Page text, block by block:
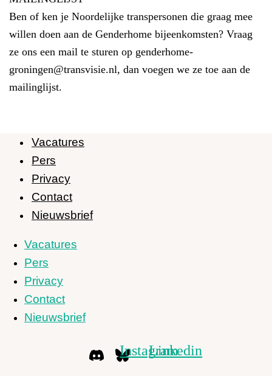
Ben of ken je Noordelijke transpersonen die graag mee
willen doen aan de Genderhome bijeenkomsten? Vraag
ze ons een mail te sturen op genderhome-
groningen@transvisie.nl, dan voegen we ze toe aan de
mailinglijst.
Vacatures
Pers
Privacy
Contact
Nieuwsbrief
Vacatures
Pers
Privacy
Contact
Nieuwsbrief
Instagram
Linkedin